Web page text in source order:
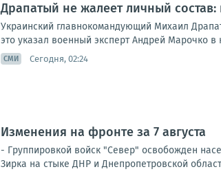
Драпатый не жалеет личный
Украинский главнокомандующий Михаил
это указал военный эксперт Андрей Марочко
СМИ Сегодня, 02:24
Изменения на фронте за 7 августа
- Группировкой войск "Север" освобожден
Зирка на стыке ДНР и Днепропетровской